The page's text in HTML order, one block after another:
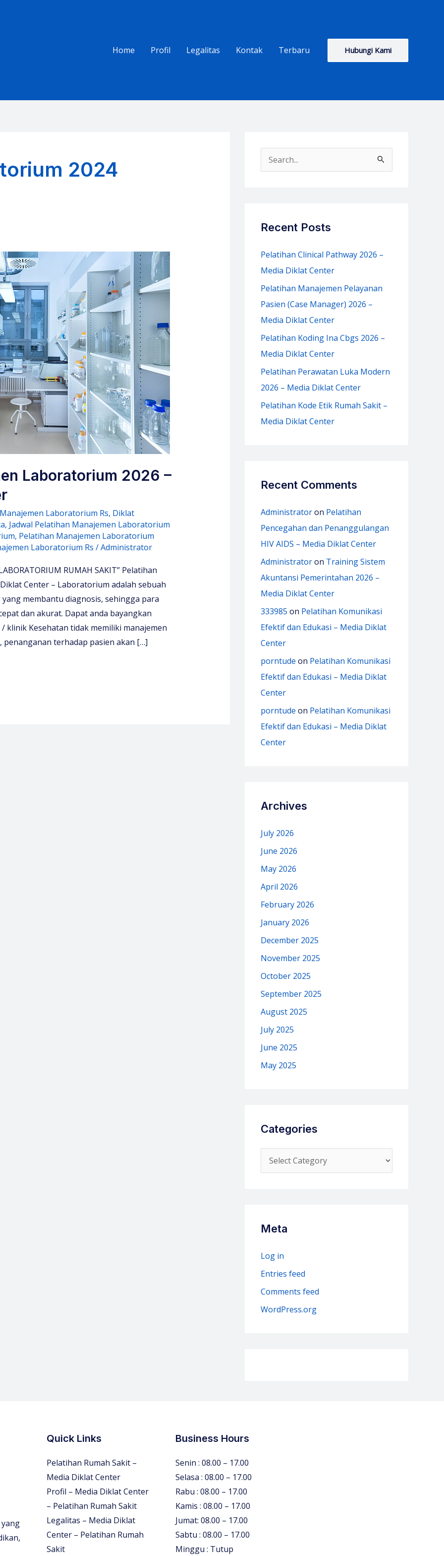
Home
Profil Legalitas Kontak Terbaru Hubungi Kami
2024
Laboratorium 2026 –
Laboratorium Rs, Diklat
, Jadwal Pelatihan Manajemen Laboratorium
, Pelatihan Manajemen Laboratorium
Laboratorium Rs /Administrator
RUMAH SAKIT” Pelatihan
Center – Laboratorium adalah sebuah
membantu diagnosis, sehingga para
dan akurat. Dapat anda bayangkan
klinik Kesehatan tidak memiliki manajemen
terhadap pasien akan […]
e
h
f
o
Recent Posts
Pelatihan Clinical Pathway 2026 –
Media Diklat Center
Pelatihan Manajemen Pelayanan
Pasien (Case Manager) 2026 –
Media Diklat Center
Pelatihan Koding Ina Cbgs 2026 –
Media Diklat Center
Pelatihan Perawatan Luka Modern
2026 – Media Diklat Center
Pelatihan Kode Etik Rumah Sakit –
Media Diklat Center
Recent Comments
Administratoron Pelatihan
Pencegahan dan Penanggulangan
HIV AIDS – Media Diklat Center
Administratoron Training Sistem
Akuntansi Pemerintahan 2026 –
Media Diklat Center
333985 on Pelatihan Komunikasi
Efektif dan Edukasi – Media Diklat
Center
porntude on Pelatihan Komunikasi
Efektif dan Edukasi – Media Diklat
Center
porntude on Pelatihan Komunikasi
Efektif dan Edukasi – Media Diklat
Center
Archives
July 2026
June 2026
May 2026
April 2026
February 2026
January 2026
December 2025
November 2025
October 2025
September 2025
August 2025
July 2025
June 2025
May 2025
Categories
a
o
r
Meta
Log in
Entries feed
Comments feed
WordPress.org
Quick Links
Pelatihan Rumah Sakit –
Media Diklat Center
Profil – Media Diklat Center
– Pelatihan Rumah Sakit
Legalitas – Media Diklat
Center – Pelatihan Rumah
Sakit
Business Hours
Senin : 08.00 – 17.00
Selasa : 08.00 – 17.00
Rabu : 08.00 – 17.00
Kamis : 08.00 – 17.00
Jumat: 08.00 – 17.00
Sabtu : 08.00 – 17.00
Minggu : Tutup